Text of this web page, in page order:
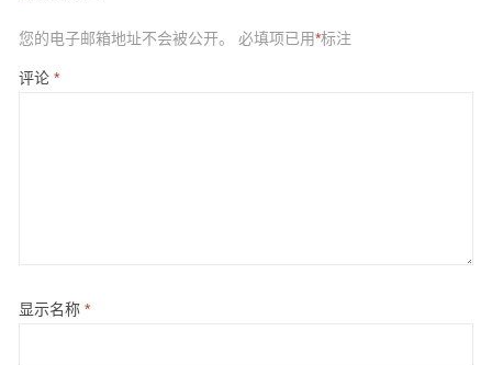
您的电子邮箱地址不会被公开。 必填项已用*标注
评论 *
显示名称 *